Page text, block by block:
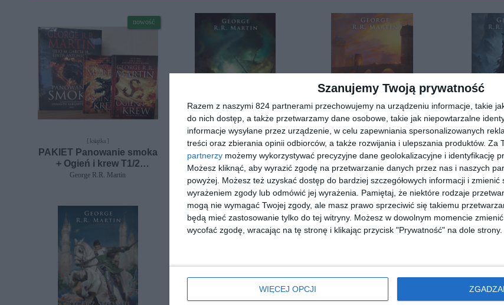
Szanujemy Twoją prywatność
Razem z naszymi 824 partnerami przechowujemy na urządzeniu informacje, takie
do nich dostęp, a także przetwarzamy dane osobowe, takie jak niepowtarzalne
informacje wysyłane przez urządzenie, w celu zapewniania spersonalizowanych
treści oraz zbierania opinii odbiorców, a także rozwijania i ulepszania produktów. Za
partnerzy możemy wykorzystywać precyzyjne dane geolokalizacyjne i identyfikację
Możesz kliknąć, aby wyrazić zgodę na przetwarzanie danych przez nas i naszych
powyżej. Możesz też uzyskać dostęp do bardziej szczegółowych informacji i
wyrażeniem zgody lub odmówić jej wyrażenia.
Pamiętaj, że niektóre rodzaje
mogą nie wymagać Twojej zgody, ale masz prawo sprzeciwić się takiemu
będą mieć zastosowanie tylko do tej witryny. Możesz w dowolnym momencie
wycofać zgodę, wracając na tę stronę i klikając przycisk "Prywatność" na dole strony.
WIĘCEJ OPCJI
nowość
[ książka ]
PAKIET Panowanie smoka
+ Ogień i krew T1/2
TW.OPR
George R.R. Martin
[ książka, e-book ]
Starcie królów
George R.R. Martin
[ książka, e-book ]
Nawałnica mieczy: Krew i
złoto
[
Taniec